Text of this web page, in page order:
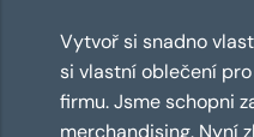
Vytvoř si snadno
si vlastní oblečení
firmu. Jsme schopni
merchandising. Nyní